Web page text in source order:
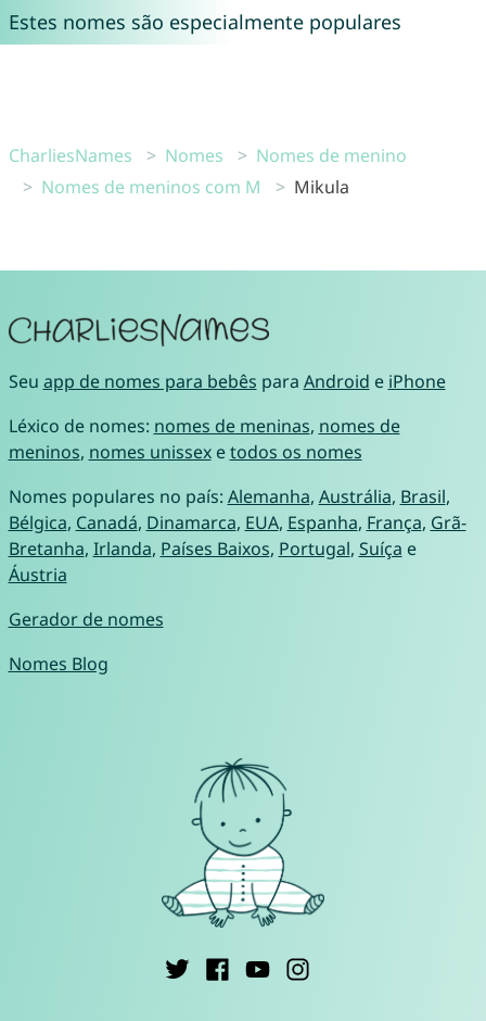
Estes nomes são especialmente populares
CharliesNames Nomes
Nomes de menino
Nomes de meninos com M
Mikula
Seu app de nomes para bebês para Android e iPhone
Léxico de nomes: nomes de meninas, nomes de
meninos, nomes unissexetodos os nomes
Nomes populares no país: Alemanha, Austrália, Brasil,
Bélgica, Canadá, Dinamarca, EUA, Espanha, França, Grã-
Bretanha, Irlanda, Países Baixos, Portugal, Suíça e
Áustria
Gerador de nomes
Nomes Blog